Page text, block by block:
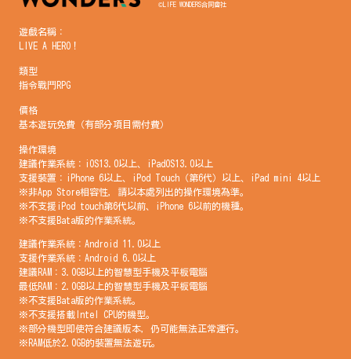
©LIFE WONDERS合同會社
遊戲名稱：
LIVE A HERO！
類型
指令戰鬥RPG
價格
基本遊玩免費（有部分項目需付費）
操作環境
建議作業系統：iOS13.0以上、iPadOS13.0以上
支援裝置：iPhone 6以上、iPod Touch（第6代）以上、iPad mini 4以上
※非App Store相容性，請以本處列出的操作環境為準。
※不支援iPod touch第6代以前、iPhone 6以前的機種。
※不支援Bata版的作業系統。
建議作業系統：Android 11.0以上
支援作業系統：Android 6.0以上
建議RAM：3.0GB以上的智慧型手機及平板電腦
最低RAM：2.0GB以上的智慧型手機及平板電腦
※不支援Bata版的作業系統。
※不支援搭載Intel CPU的機型。
※部分機型即使符合建議版本，仍可能無法正常運行。
※RAM低於2.0GB的裝置無法遊玩。